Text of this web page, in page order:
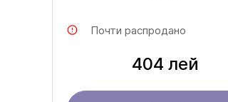
Почти распродано
404 лей